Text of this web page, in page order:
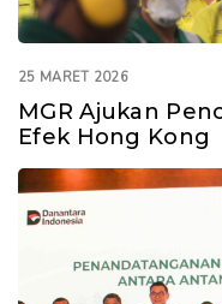
25 MARET 2026
MGR Ajukan
Efek Hong Kong